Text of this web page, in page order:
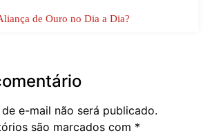
de Ouro no Dia a Dia?
e-mail não será publicado.
são marcados com *